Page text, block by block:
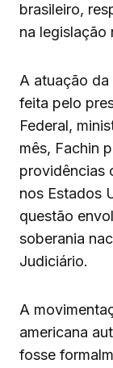
brasileiro,
na legislação
A atuação da
feita pelo
Federal,
mês, Fachin
providências
nos Estados
questão
soberania
Judiciário.
A
americana
fosse